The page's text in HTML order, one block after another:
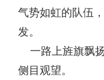
气势如虹的队伍
发。
一路上旌旗飘
侧目观望。